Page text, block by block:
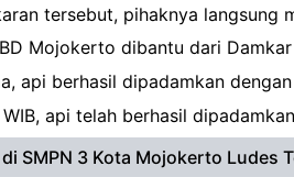
tersebut, pihaknya langsung
Mojokerto dibantu dari
api berhasil dipadamkan
api telah berhasil
SMPN 3 Kota Mojokerto Ludes